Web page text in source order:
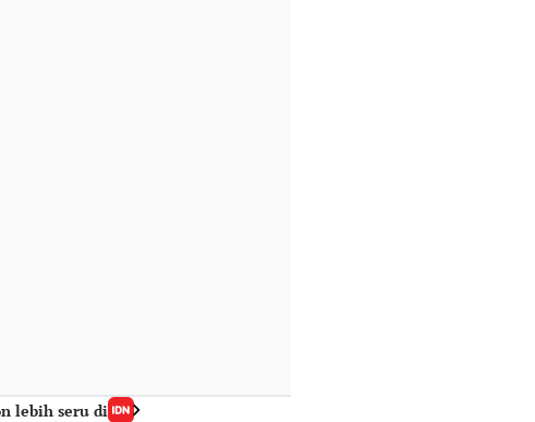
lebih seru di